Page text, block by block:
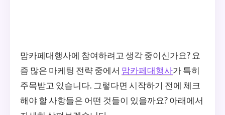
맘카페대행사에 참여하려고 생각 중이신가요? 요
즘 많은 마케팅 전략 중에서 맘카페대행사가 특히
주목받고 있습니다. 그렇다면 시작하기 전에 체크
해야 할 사항들은 어떤 것들이 있을까요? 아래에서